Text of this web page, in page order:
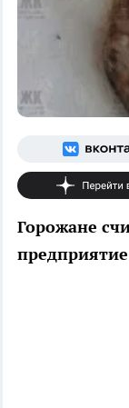
Горожане
предприятие